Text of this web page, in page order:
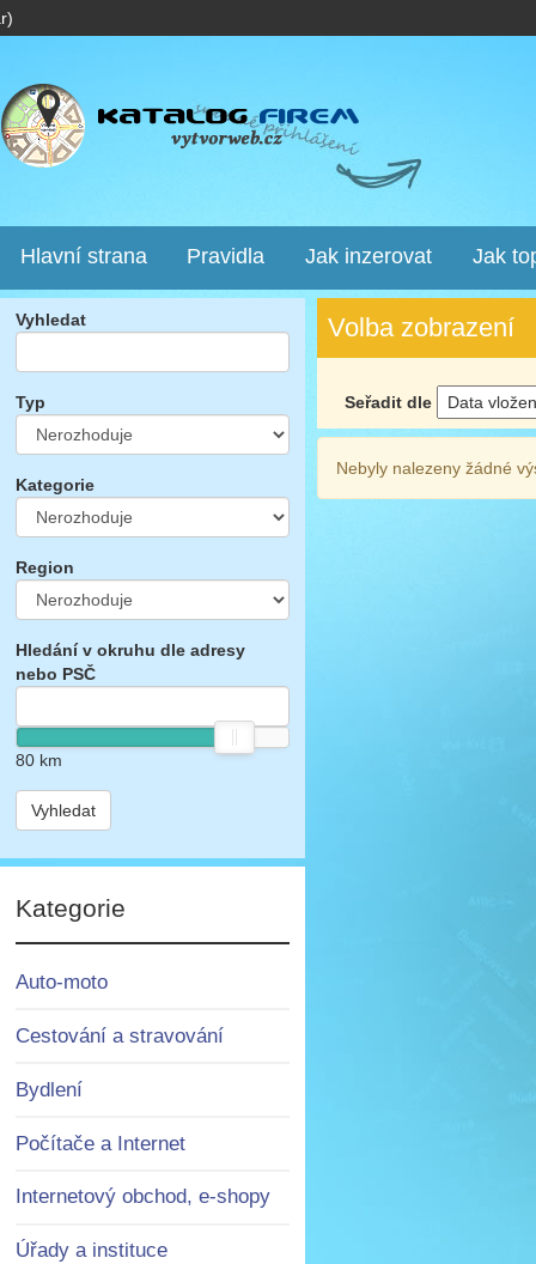
Hlavní strana Pravidla Jak inzerovat Jak
Vyhledat
Typ
Kategorie
Region
Hledání v okruhu dle adresy
nebo PSČ
80km
Vyhledat
Kategorie
Auto-moto
Cestování a stravování
Bydlení
Počítače a Internet
Internetový obchod, e-shopy
Úřady a instituce
Volba zobrazení
Seřadit dle
Nebyly nalezeny žádné